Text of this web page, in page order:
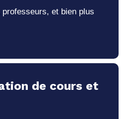
et bien plus
de cours et